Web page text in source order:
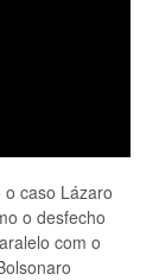
caso Lázaro
o desfecho
com o